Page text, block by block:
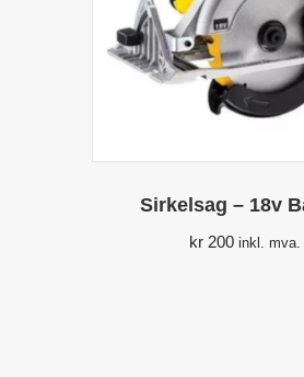
Sirkelsag – 18v
kr 200 inkl. mva.